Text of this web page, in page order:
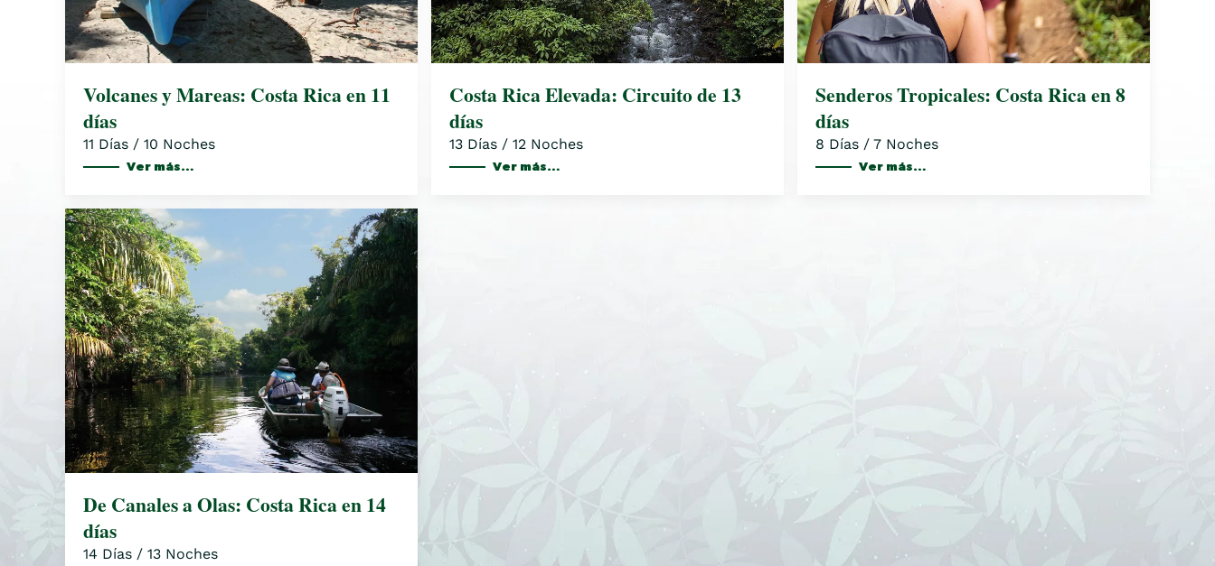
Volcanes y Mareas: Costa Rica en 11
días
11 Días / 10 Noches
Ver más…
Costa Rica Elevada: Circuito de 13
días
13 Días / 12 Noches
Ver más…
Senderos Tropicales: Costa Rica en 8
días
8 Días / 7 Noches
Ver más…
De Canales a Olas: Costa Rica en 14
días
14 Días / 13 Noches